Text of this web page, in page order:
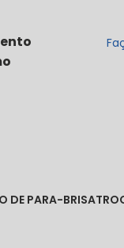
DE PARA-BRISA